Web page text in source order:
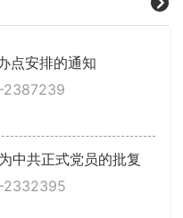
点安排的通知
2387239
中共正式党员的批复
2332395